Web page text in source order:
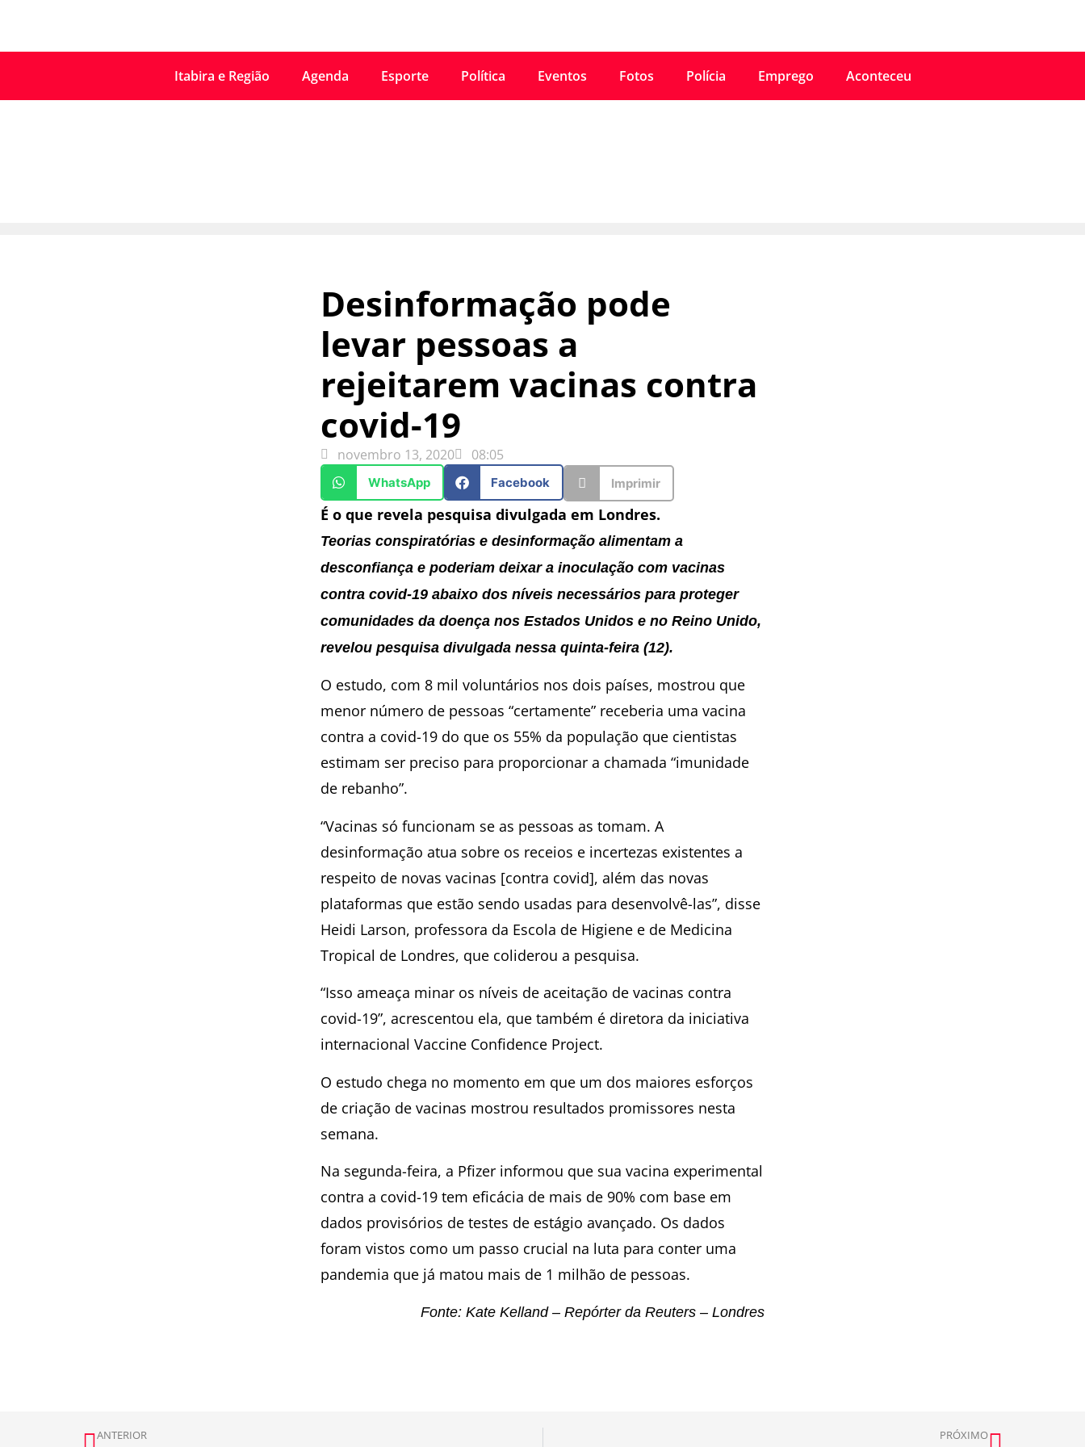
Itabira e Região Agenda Esporte Política Eventos Fotos Polícia Emprego Aconteceu
Desinformação pode
levar pessoas a
rejeitarem vacinas contra
covid-19
novembro 13, 2020 08:05
WhatsApp Facebook Imprimir
É o que revela pesquisa divulgada em Londres.
Teorias conspiratórias e desinformação alimentam a
desconfiança e poderiam deixar a inoculação com vacinas
contra covid-19 abaixo dos níveis necessários para proteger
comunidades da doença nos Estados Unidos e no Reino Unido,
revelou pesquisa divulgada nessa quinta-feira (12).
O estudo, com 8 mil voluntários nos dois países, mostrou que
menor número de pessoas “certamente” receberia uma vacina
contra a covid-19 do que os 55% da população que cientistas
estimam ser preciso para proporcionar a chamada “imunidade
de rebanho”.
“Vacinas só funcionam se as pessoas as tomam. A
desinformação atua sobre os receios e incertezas existentes a
respeito de novas vacinas [contra covid], além das novas
plataformas que estão sendo usadas para desenvolvê-las”, disse
Heidi Larson, professora da Escola de Higiene e de Medicina
Tropical de Londres, que coliderou a pesquisa.
“Isso ameaça minar os níveis de aceitação de vacinas contra
covid-19”, acrescentou ela, que também é diretora da iniciativa
internacional Vaccine Confidence Project.
O estudo chega no momento em que um dos maiores esforços
de criação de vacinas mostrou resultados promissores nesta
semana.
Na segunda-feira, a Pfizer informou que sua vacina experimental
contra a covid-19 tem eficácia de mais de 90% com base em
dados provisórios de testes de estágio avançado. Os dados
foram vistos como um passo crucial na luta para conter uma
pandemia que já matou mais de 1 milhão de pessoas.
Fonte: Kate Kelland – Repórter da Reuters – Londres
ANTERIOR PRÓXIMO